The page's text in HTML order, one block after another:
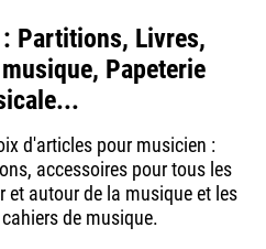
: Partitions, Livres,
Papeterie
d'articles pour musicien :
accessoires pour tous les
et autour de la musique et les
de musique.